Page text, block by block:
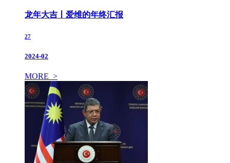
龙年大吉丨爱维的年终汇报
27
2024-02
MORE >